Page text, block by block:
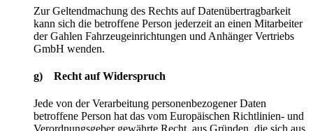
Zur Geltendmachung des Rechts auf Datenübertragbarkeit
kann sich die betroffene Person jederzeit an einen Mitarbeiter
der Gahlen Fahrzeugeinrichtungen und Anhänger Vertriebs
GmbH wenden.
g) Recht auf Widerspruch
Jede von der Verarbeitung personenbezogener Daten
betroffene Person hat das vom Europäischen Richtlinien- und